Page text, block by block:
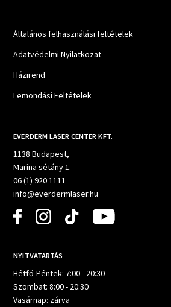
Általános felhasználási feltételek
Adatvédelmi Nyilatkozat
Házirend
Lemondási Feltételek
EVERDERM LASER CENTER KFT.
1138 Budapest,
Marina sétány 1.
06 (1) 920 1111
info@everdermlaser.hu
NYITVATARTÁS
Hétfő-Péntek: 7:00 - 20:30
Szombat: 8:00 - 20:30
Vasárnap: zárva